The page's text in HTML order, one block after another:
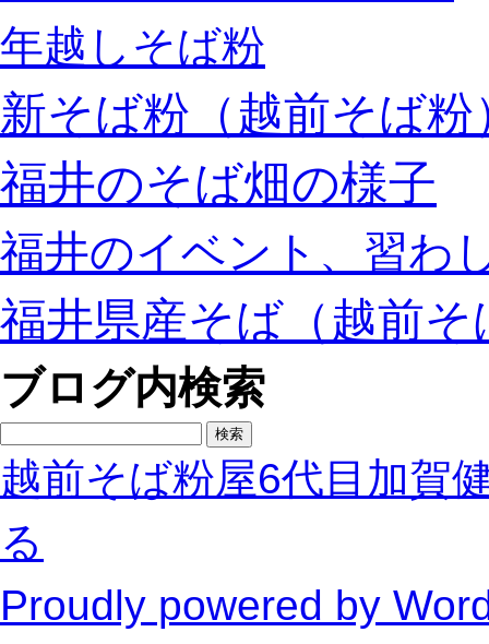
年越しそば粉
新そば粉（越前そば粉
福井のそば畑の様子
福井のイベント、習わ
福井県産そば（越前そ
ブログ内検索
索:
越前そば粉屋6代目加賀
る
Proudly powered by